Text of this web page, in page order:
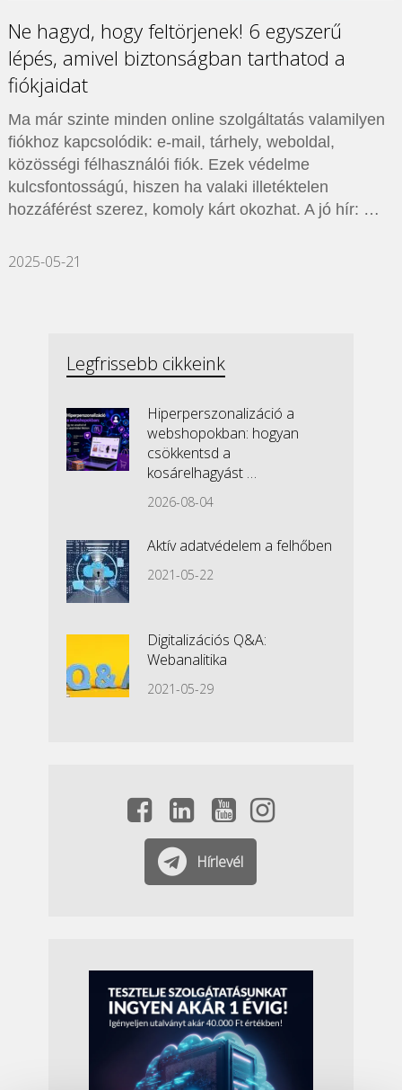
Ne hagyd, hogy feltörjenek! 6 egyszerű
lépés, amivel biztonságban tarthatod a
fiókjaidat
Ma már szinte minden online szolgáltatás valamilyen
fiókhoz kapcsolódik: e-mail, tárhely, weboldal,
közösségi félhasználói fiók. Ezek védelme
kulcsfontosságú, hiszen ha valaki illetéktelen
hozzáférést szerez, komoly kárt okozhat. A jó hír: …
2025-05-21
Legfrissebb cikkeink
Hiperperszonalizáció a
webshopokban: hogyan
csökkentsd a
kosárelhagyást …
2026-08-04
Aktív adatvédelem a felhőben
2021-05-22
Digitalizációs Q&A:
Webanalitika
2021-05-29
Hírlevél